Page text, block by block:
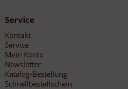
Service
Kontakt
Service
Mein Konto
Newsletter
Katalog-Bestellung
Schnellbestellschein